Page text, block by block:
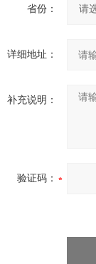
省份：
详细地址：
补充说明：
验证码：